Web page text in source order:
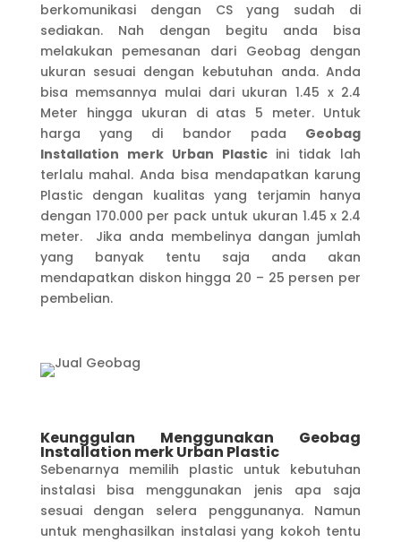
berkomunikasi dengan CS yang sudah di
sediakan. Nah dengan begitu anda bisa
melakukan pemesanan dari Geobag dengan
ukuran sesuai dengan kebutuhan anda. Anda
bisa memsannya mulai dari ukuran 1.45 x 2.4
Meter hingga ukuran di atas 5 meter. Untuk
harga yang di bandor pada Geobag
Installation merk Urban Plastic ini tidak lah
terlalu mahal. Anda bisa mendapatkan karung
Plastic dengan kualitas yang terjamin hanya
dengan 170.000 per pack untuk ukuran 1.45 x 2.4
meter. Jika anda membelinya dangan jumlah
yang banyak tentu saja anda akan
mendapatkan diskon hingga 20 – 25 persen per
pembelian.
Keunggulan Menggunakan Geobag
Installation merk Urban Plastic
Sebenarnya memilih plastic untuk kebutuhan
instalasi bisa menggunakan jenis apa saja
sesuai dengan selera penggunanya. Namun
untuk menghasilkan instalasi yang kokoh tentu